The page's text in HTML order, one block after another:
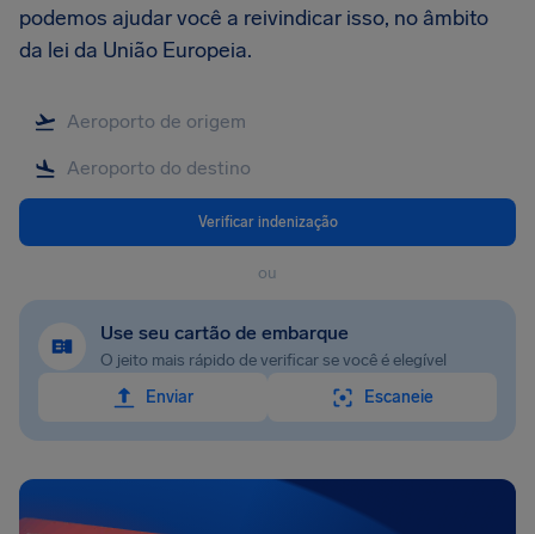
podemos ajudar você a reivindicar isso, no âmbito
da lei da União Europeia.
Verificar indenização
ou
Use seu cartão de embarque
O jeito mais rápido de verificar se você é elegível
Enviar
Escaneie